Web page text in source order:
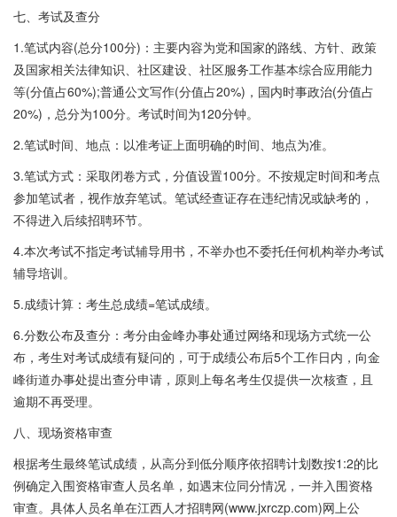
七、考试及查分
1.笔试内容(总分100分)：主要内容为党和国家的路线、方针、政策
及国家相关法律知识、社区建设、社区服务工作基本综合应用能力
等(分值占60%);普通公文写作(分值占20%)，国内时事政治(分值占
20%)，总分为100分。考试时间为120分钟。
2.笔试时间、地点：以准考证上面明确的时间、地点为准。
3.笔试方式：采取闭卷方式，分值设置100分。不按规定时间和考点
参加笔试者，视作放弃笔试。笔试经查证存在违纪情况或缺考的，
不得进入后续招聘环节。
4.本次考试不指定考试辅导用书，不举办也不委托任何机构举办考试
辅导培训。
5.成绩计算：考生总成绩=笔试成绩。
6.分数公布及查分：考分由金峰办事处通过网络和现场方式统一公
布，考生对考试成绩有疑问的，可于成绩公布后5个工作日内，向金
峰街道办事处提出查分申请，原则上每名考生仅提供一次核查，且
逾期不再受理。
八、现场资格审查
根据考生最终笔试成绩，从高分到低分顺序依招聘计划数按1:2的比
例确定入围资格审查人员名单，如遇末位同分情况，一并入围资格
审查。具体人员名单在江西人才招聘网(www.jxrczp.com)网上公